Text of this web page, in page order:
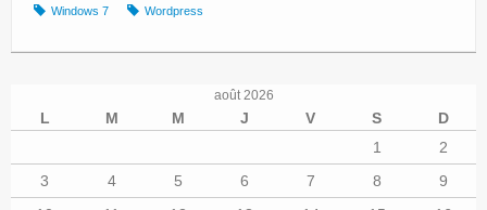
Windows 7 Wordpress
août 2026
L M M J V S
D
1
2
3
4 5 6 7 8
9